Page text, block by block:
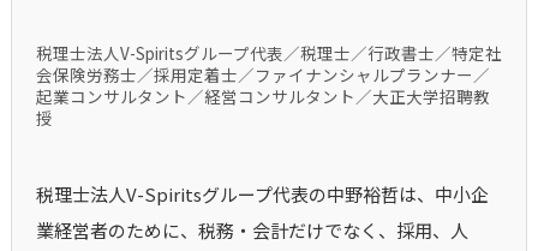
税理士法人V-Spiritsグループ代表／税理士／行政書士／特定社
会保険労務士／採用定着士／ファイナンシャルプランナー／
起業コンサルタント／経営コンサルタント／大正大学招聘教
授
税理士法人V-Spiritsグループ代表の中野裕哲は、中小企
業経営者のために、税務・会計だけでなく、採用、人